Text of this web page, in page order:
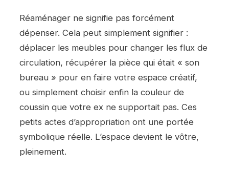
Réaménager ne signifie pas forcément
dépenser. Cela peut simplement signifier :
déplacer les meubles pour changer les flux de
circulation, récupérer la pièce qui était « son
bureau » pour en faire votre espace créatif,
ou simplement choisir enfin la couleur de
coussin que votre ex ne supportait pas. Ces
petits actes d’appropriation ont une portée
symbolique réelle. L’espace devient le vôtre,
pleinement.